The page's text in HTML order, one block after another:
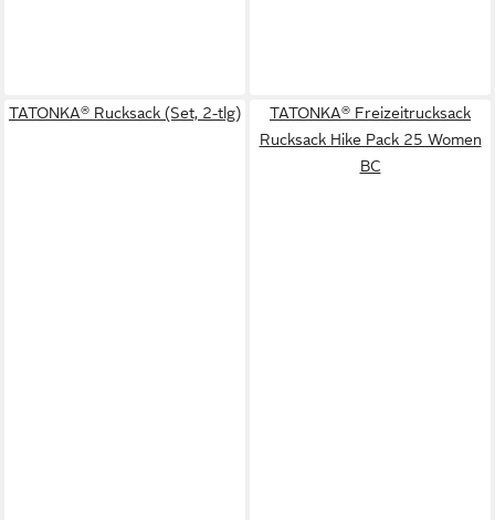
TATONKA® Rucksack (Set, 2-tlg)
TATONKA® Freizeitrucksack
Rucksack Hike Pack 25 Women
BC